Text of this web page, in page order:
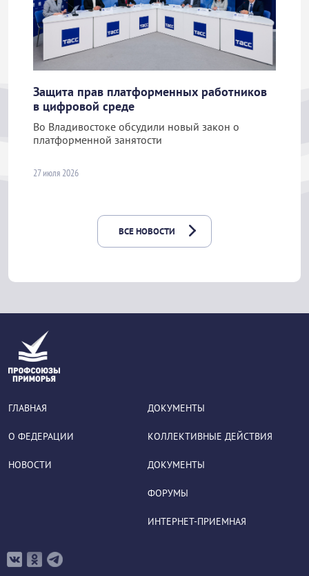
Защита прав платформенных работников
в цифровой среде
Во Владивостоке обсудили новый закон о
платформенной занятости
27 июля 2026
ВСЕ НОВОСТИ
ГЛАВНАЯ
О ФЕДЕРАЦИИ
НОВОСТИ
ДОКУМЕНТЫ
КОЛЛЕКТИВНЫЕ ДЕЙСТВИЯ
ДОКУМЕНТЫ
ФОРУМЫ
ИНТЕРНЕТ-ПРИЕМНАЯ